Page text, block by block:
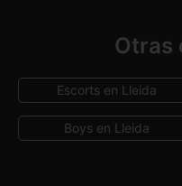
Otras
Escorts en Lleida
Boys en Lleida